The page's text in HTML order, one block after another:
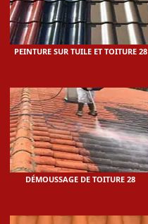
PEINTURE SUR TUILE ET TOITURE 28
DÉMOUSSAGE DE TOITURE 28